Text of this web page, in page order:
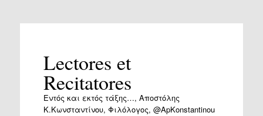
Lectores et
Recitatores
Εντός και εκτός τάξης…, Αποστόλης
Κ.Κωνσταντίνου, Φιλόλογος, @ApKonstantinou